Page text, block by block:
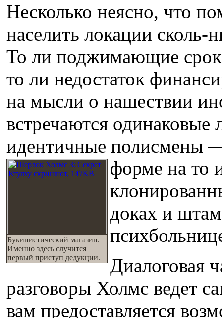
Несколько неясно, что
населить локации
То ли поджимающие
то ли недостаток
на мысли о нашествии
встречаются
идентичные полисмены
форме на то
Букинистический магазин.
Именно здесь случится
первый приступ дедукции.
доках и
Диалоговая
разговоры Холмс ведет
вам предоставляется